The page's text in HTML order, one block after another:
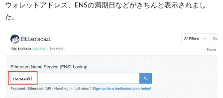
ウォレットアドレス、ENSの満期日などがきちんと表示されまし
た。